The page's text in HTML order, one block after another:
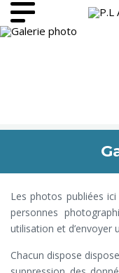
Les photos publiées
personnes
utilisation et d’envoyer
Chacun dispose